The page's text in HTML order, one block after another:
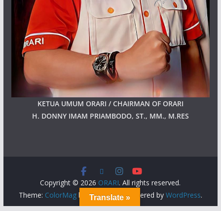
KETUA UMUM ORARI / CHAIRMAN OF ORARI
H. DONNY IMAM PRIAMBODO, ST., MM., M.RES
Copyright © 2026 ORARI. All rights reserved.
Theme: ColorMagby ThemeGrill. Powered by WordPress.
Translate »